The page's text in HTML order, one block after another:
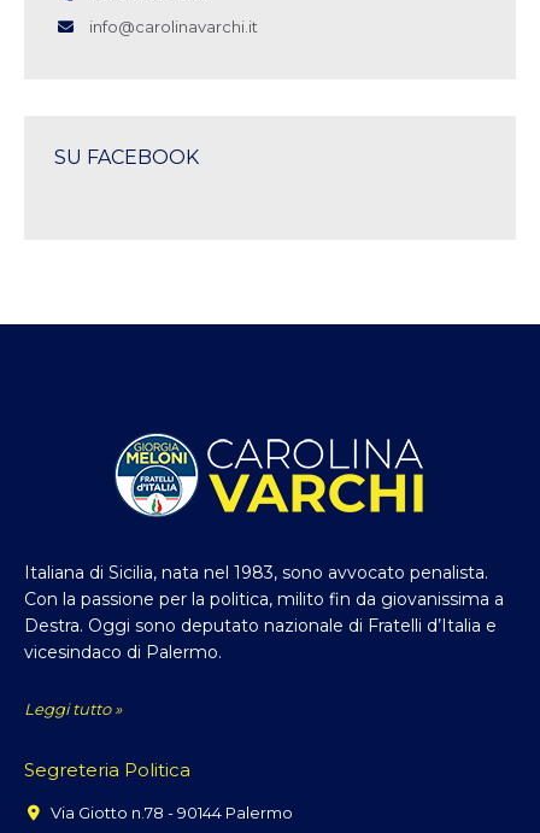
info@carolinavarchi.it
SU FACEBOOK
Italiana di Sicilia, nata nel 1983, sono avvocato penalista.
Con la passione per la politica, milito fin da giovanissima a
Destra. Oggi sono deputato nazionale di Fratelli d’Italia e
vicesindaco di Palermo.
Leggi tutto »
Segreteria Politica
Via Giotto n.78 - 90144 Palermo